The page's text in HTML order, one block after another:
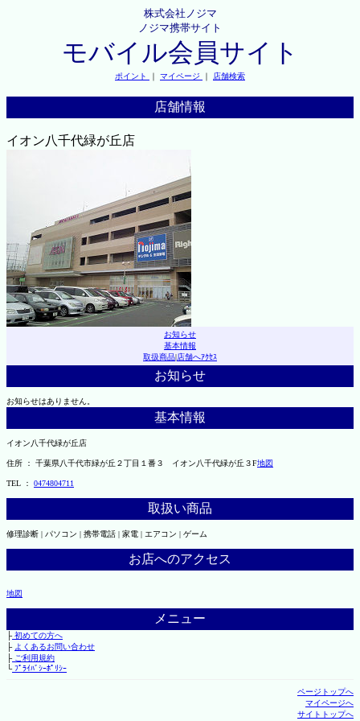
株式会社ノジマ
ノジマ携帯サイト
モバイル会員サイト
ポイント ｜ マイページ ｜ 店舗検索
店舗情報
イオン八千代緑が丘店
お知らせ
基本情報
取扱商品|店舗へｱｸｾｽ
お知らせ
お知らせはありません。
基本情報
イオン八千代緑が丘店
住所 ： 千葉県八千代市緑が丘２丁目１番３ イオン八千代緑が丘３F地図
TEL ： 0474804711
取扱い商品
修理診断 | パソコン | 携帯電話 | 家電 | エアコン | ゲーム
お店へのアクセス
地図
メニュー
├初めての方へ
├ よくあるお問い合わせ
├ご利用規約
└ﾌﾟﾗｲﾊﾞｼｰﾎﾟﾘｼｰ
ページトップへ
マイページへ
サイトトップへ